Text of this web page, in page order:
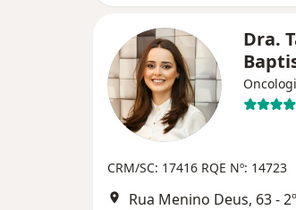
Dra.
CRM/SC: 17416 RQE Nº: 14723